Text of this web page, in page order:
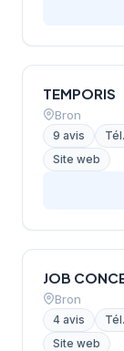
TEMPORIS
Bron
9 avis
Site web
JOB
Bron
4 avis
Site web